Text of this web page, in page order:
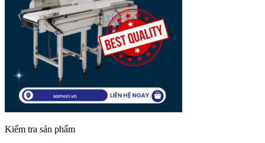
Kiểm tra sản phẩm